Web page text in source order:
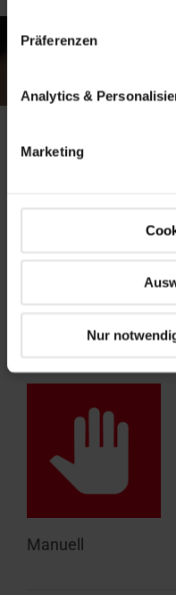
Präferenzen
Analytics &
Marketing
Nur
vom
Klapp-
Bedienart
Manuell